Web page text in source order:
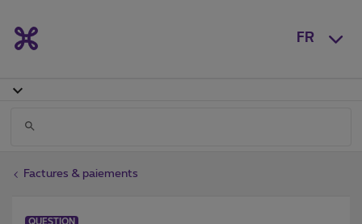
FR
Factures & paiements
QUESTION